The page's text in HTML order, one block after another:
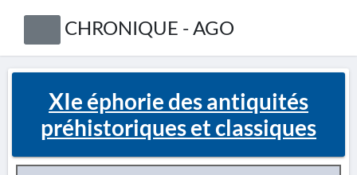
CHRONIQUE - AGO
XIe éphorie des antiquités
préhistoriques et classiques